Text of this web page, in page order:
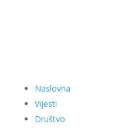
Naslovna
Vijesti
Društvo